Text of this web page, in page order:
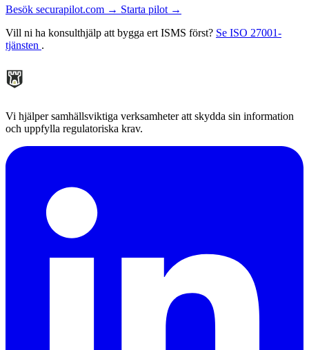
Besök securapilot.com → Starta pilot →
Vill ni ha konsulthjälp att bygga ert ISMS först? Se ISO 27001-
tjänsten .
Vi hjälper samhällsviktiga verksamheter att skydda sin information
och uppfylla regulatoriska krav.